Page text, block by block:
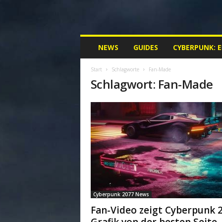
C
NEWS GUIDES CYBERPUNK:
Start Schlagworte Fan-Made
Schlagwort: Fan-Made
Cyberpunk 2077 News
Fan-Video zeigt Cyberpunk